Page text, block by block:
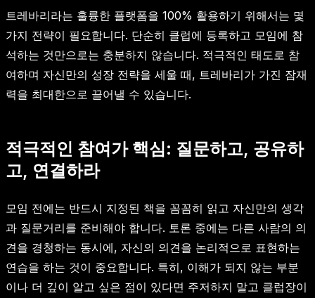
트레바리라는 훌륭한 플랫폼을 100% 활용하기 위해서는 몇
가지 전략이 필요합니다. 단순히 클럽에 등록하고 모임에 참
석하는 것만으로는 충분하지 않습니다. 적극적인 태도로 참
여하며 자신만의 성장 전략을 세울 때, 트레바리가 가진 잠재
력을 최대한으로 끌어낼 수 있습니다.
적극적인 참여가 핵심: 질문하고, 공유하
고, 연결하라
모임 전에는 반드시 지정된 책을 꼼꼼히 읽고 자신만의 생각
과 질문거리를 준비해야 합니다. 토론 중에는 다른 사람의 의
견을 경청하는 동시에, 자신의 의견을 논리적으로 표현하는
연습을 하는 것이 중요합니다. 특히, 이해가 되지 않는 부분
이나 더 깊이 알고 싶은 점이 있다면 주저하지 말고 클럽장이